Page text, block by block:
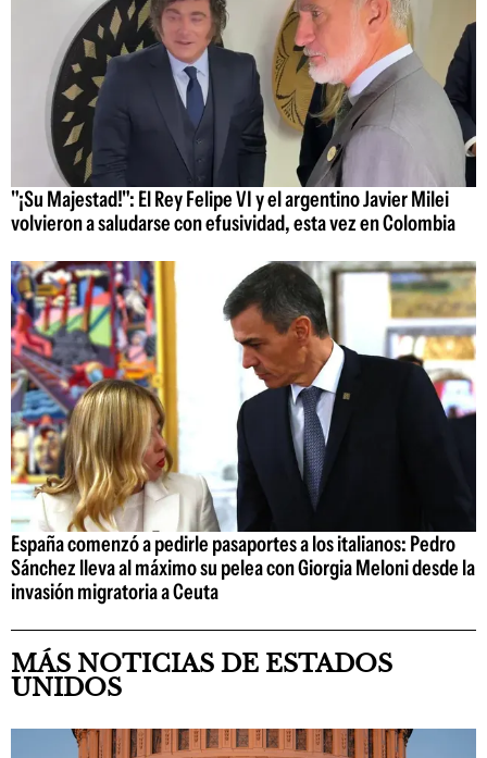
"¡Su Majestad!": El Rey Felipe VI y el argentino Javier Milei
volvieron a saludarse con efusividad, esta vez en Colombia
España comenzó a pedirle pasaportes a los italianos: Pedro
Sánchez lleva al máximo su pelea con Giorgia Meloni desde la
invasión migratoria a Ceuta
MÁS NOTICIAS DE ESTADOS
UNIDOS